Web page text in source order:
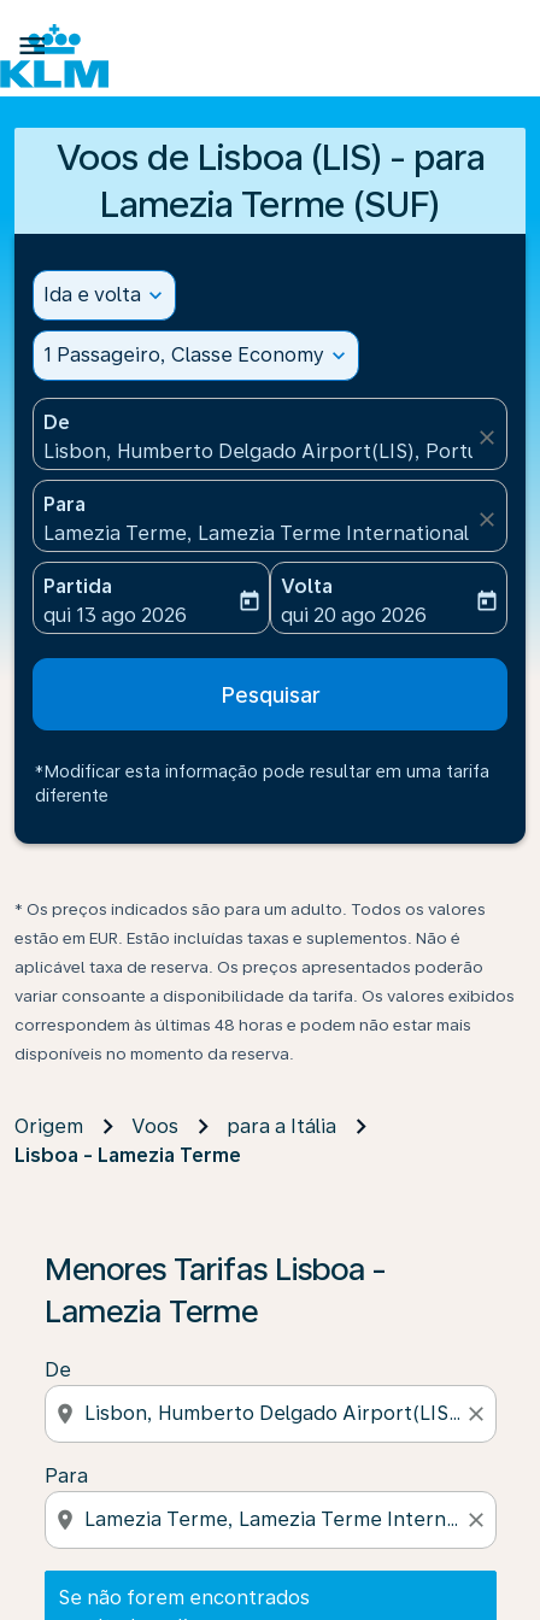

Voos de Lisboa (LIS) - para
Lamezia Terme (SUF)
Ida e volta expand_more
1 Passageiro, Classe Economy expand_more
De
Lisbon, Humberto Delgado Airport(LIS), Portugal
close
Para
Lamezia Terme, Lamezia Terme International
close
Partida
fc-booking-departure-date-aria-label
qui 13 ago 2026
today
Volta
fc-booking-return-date-
qui 20 ago 2026
today
Pesquisar
*Modificar esta informação pode resultar em uma tarifa
diferente
* Os preços indicados são para um adulto. Todos os valores
estão em EUR. Estão incluídas taxas e suplementos. Não é
aplicável taxa de reserva. Os preços apresentados poderão
variar consoante a disponibilidade da tarifa. Os valores exibidos
correspondem às últimas 48 horas e podem não estar mais
disponíveis no momento da reserva.
Origem Voos
para a Itália
Lisboa - Lamezia Terme
Menores Tarifas Lisboa -
Lamezia Terme
De
location_on close
Para
location_on close
Se não forem encontrados
Se não forem encontrados resultados, clique em